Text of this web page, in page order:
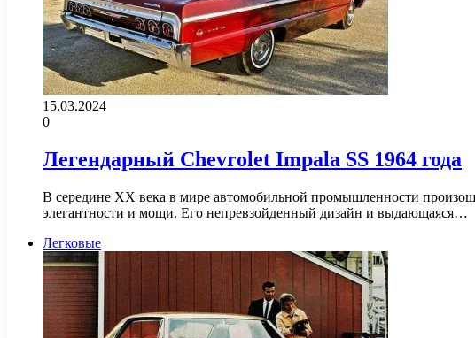
15.03.2024
0
Легендарный Chevrolet Impala SS 1964 года
В середине XX века в мире автомобильной промышленности
элегантности и мощи. Его непревзойденный дизайн и выдающаяся…
Легковые